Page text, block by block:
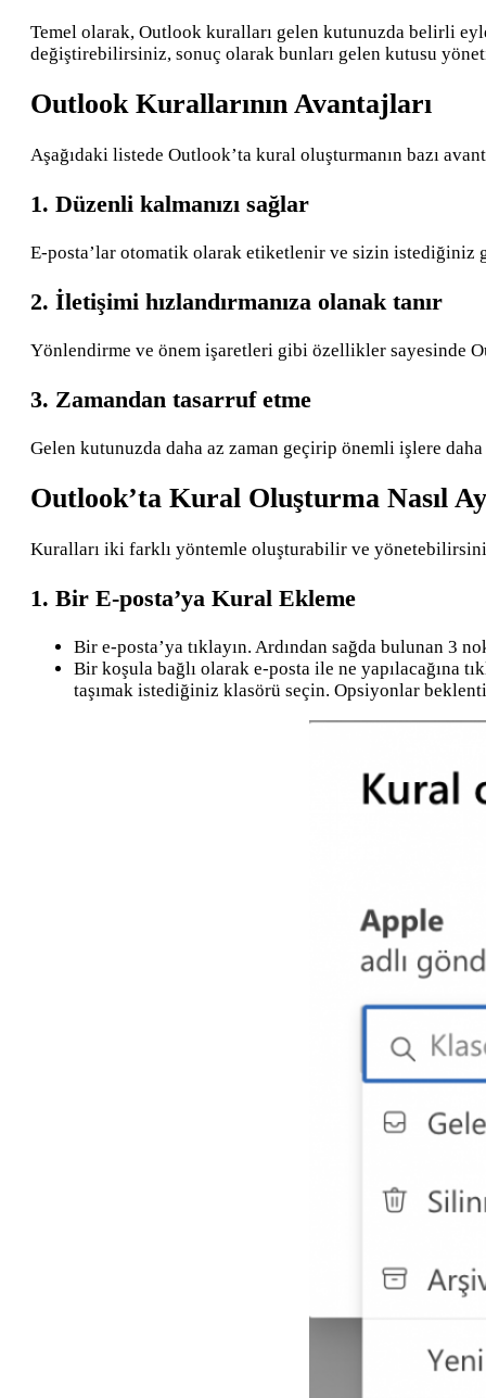
Temel olarak, Outlook kuralları gelen kutunuzda belirli
değiştirebilirsiniz, sonuç olarak bunları gelen kutusu
Outlook Kurallarının Avantajları
Aşağıdaki listede Outlook’ta kural oluşturmanın bazı
1. Düzenli kalmanızı sağlar
E-posta’lar otomatik olarak etiketlenir ve sizin istediğiniz
2. İletişimi hızlandırmanıza olanak tanır
Yönlendirme ve önem işaretleri gibi özellikler sayesinde
3. Zamandan tasarruf etme
Gelen kutunuzda daha az zaman geçirip önemli işlere
Outlook’ta Kural Oluşturma Nasıl
Kuralları iki farklı yöntemle oluşturabilir ve
1. Bir E-posta’ya Kural Ekleme
Bir e-posta’ya tıklayın. Ardından sağda bulunan 3
Bir koşula bağlı olarak e-posta ile ne yapılacağına
taşımak istediğiniz klasörü seçin. Opsiyonlar